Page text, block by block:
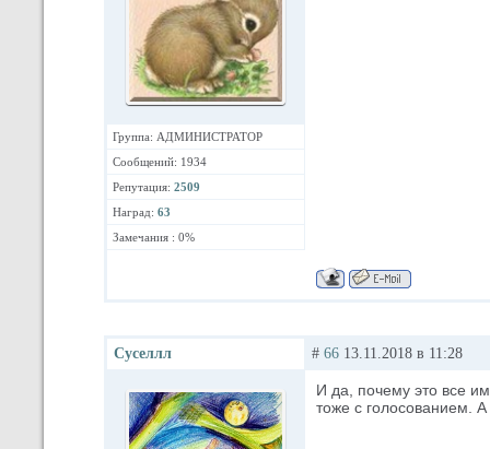
Группа: АДМИНИСТРАТОР
Сообщений: 1934
Репутация: 2509
Наград: 63
Замечания : 0%
Суселлл # 66 13.11.2018 в 11:28
И да, почему это все
тоже с голосованием. А